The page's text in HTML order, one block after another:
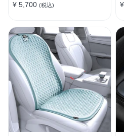
¥ 5,700 (税込)